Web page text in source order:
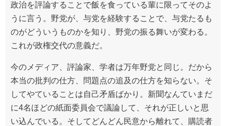
政治を評論することで飯を食っている輩に限ってそのよ
うに言う。野党が、与党を経験することで、与党たるも
のがどういうものかを知り、野党の振る舞いが変わる。
これが政権交代の意義だ。
今のメディア、評論家、学者は万年野党と同じ。だから
本当の批判の仕方、問題点の追及の仕方を知らない。そ
してやていることは自己矛盾ばかり。新聞なんていまだ
に4名ほどの紙面委員会で議論して、それが正しいと思
い込んでいる。そしてどんどん民意から離れて、購読者